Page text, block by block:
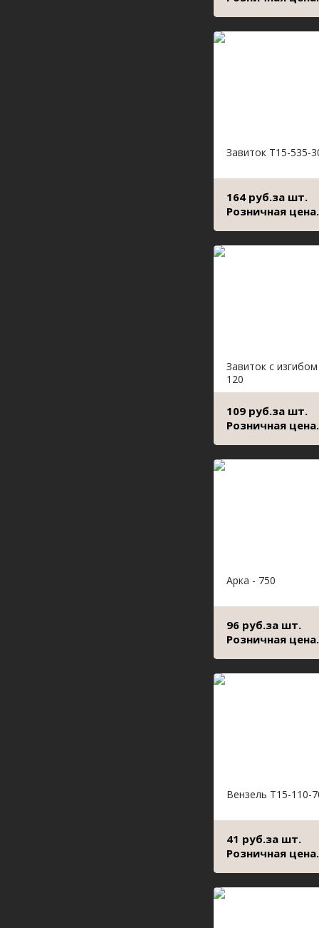
Завиток Т15-535-
164 руб.за шт.
Розничная цена.
Завиток с
120
109 руб.за шт.
Розничная цена.
Арка - 750
96 руб.за шт.
Розничная цена.
Вензель Т15-110-
41 руб.за шт.
Розничная цена.